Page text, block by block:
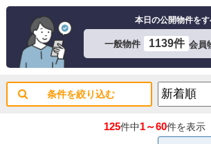
本日の公開物件を
一般物件 1139件 会員
条件を絞り込む
125件中1～60件を表示